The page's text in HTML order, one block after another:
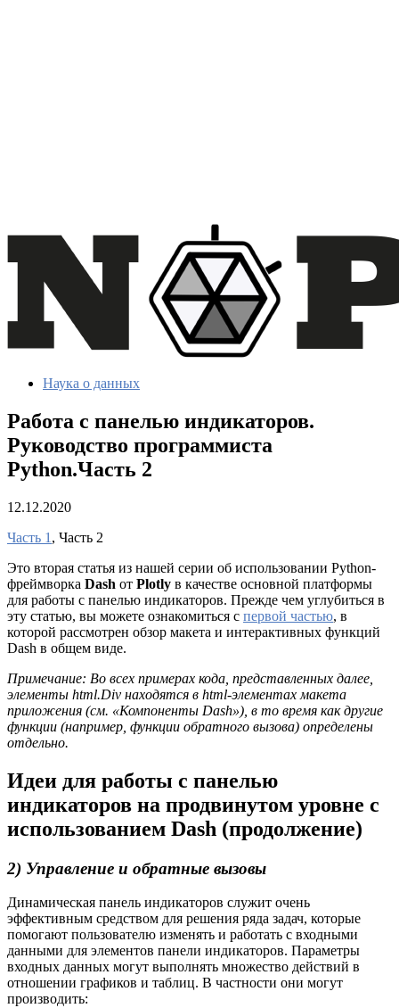
Наука о данных
Работа с панелью индикаторов.
Руководство программиста
Python.Часть 2
12.12.2020
Часть 1 , Часть 2
Это вторая статья из нашей серии об использовании Python-
фреймворка Dash от Plotly в качестве основной платформы
для работы с панелью индикаторов. Прежде чем углубиться в
эту статью, вы можете ознакомиться с первой частью, в
которой рассмотрен обзор макета и интерактивных функций
Dash в общем виде.
Примечание: Во всех примерах кода, представленных далее,
элементы html.Div находятся в html-элементах макета
приложения (см. «Компоненты Dash»), в то время как другие
функции (например, функции обратного вызова) определены
отдельно.
Идеи для работы с панелью
индикаторов на продвинутом уровне с
использованием Dash (продолжение)
2) Управление и обратные вызовы
Динамическая панель индикаторов служит очень
эффективным средством для решения ряда задач, которые
помогают пользователю изменять и работать с входными
данными для элементов панели индикаторов. Параметры
входных данных могут выполнять множество действий в
отношении графиков и таблиц. В частности они могут
производить: